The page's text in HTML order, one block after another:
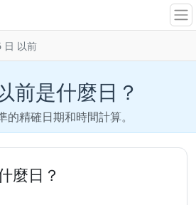
日 以前
前是什麼日？
的精確日期和時間計算。
麼日？